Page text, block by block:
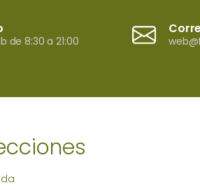
de 8:30 a 21:00